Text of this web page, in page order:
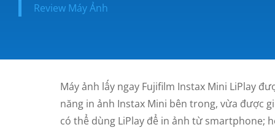
Review Máy Ảnh
Máy ảnh lấy ngay Fujifilm Instax Mini LiPlay
năng in ảnh Instax Mini bên trong, vừa được
có thể dùng LiPlay để in ảnh từ smartphone;